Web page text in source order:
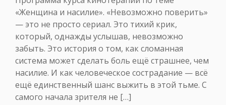
«Женщина и насилие». «Невозможно поверить»
— это не просто сериал. Это тихий крик,
который, однажды услышав, невозможно
забыть. Это история о том, как сломанная
система может сделать боль ещё страшнее, чем
насилие. И как человеческое сострадание — всё
ещё единственный шанс выжить в этой тьме. С
самого начала зрителя не […]